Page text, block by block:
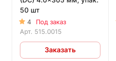
50 шт
4
Под заказ
Арт. 515.0015
Заказать